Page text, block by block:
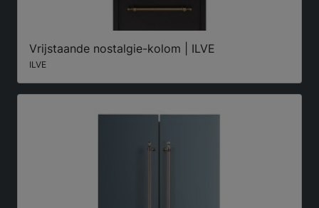
Vrijstaande nostalgie-kolom | ILVE
ILVE